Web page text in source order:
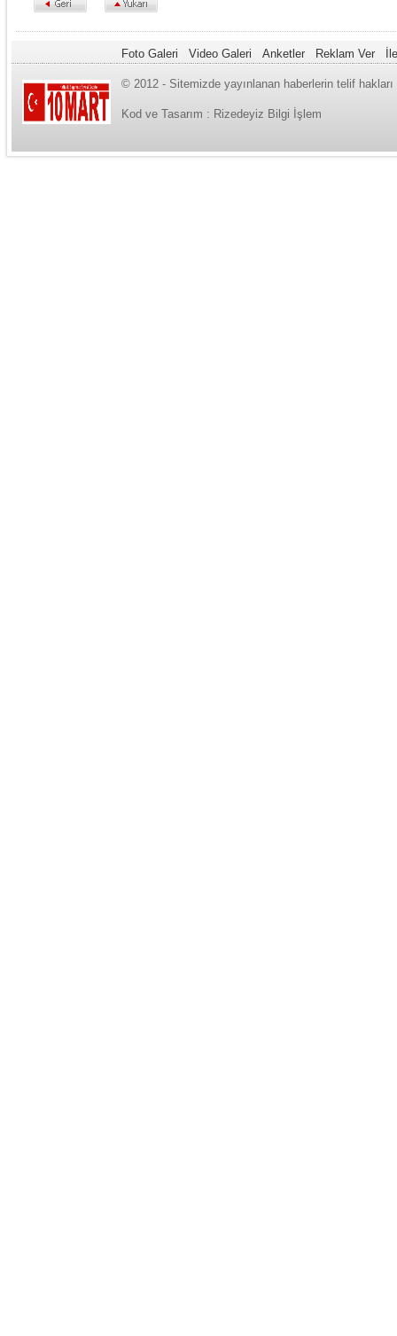
Foto Galeri Video Galeri Anketler Reklam Ver
© 2012 - Sitemizde yayınlanan haberlerin telif
Kod ve Tasarım : Rizedeyiz Bilgi İşlem